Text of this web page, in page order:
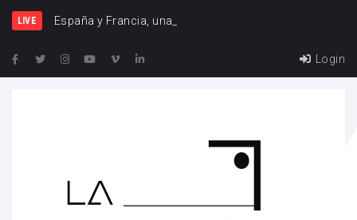
LIVE España y Francia, una rivalidad que vuelve a cruzars
Login